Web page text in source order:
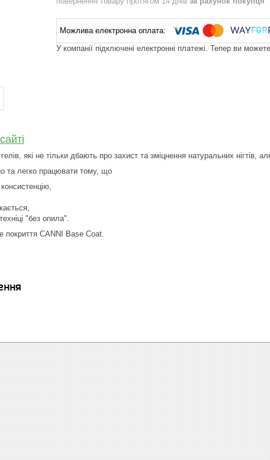
У компанії підключені електронні платежі. Тепер ви
які не тільки дбають про захист та зміцнення натуральних нігтів,
та легко працювати тому, що
"без опила".
покриття CANNI Base Coat.